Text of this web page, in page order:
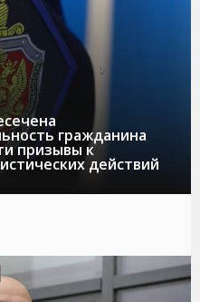
гражданина
призывы к
действий